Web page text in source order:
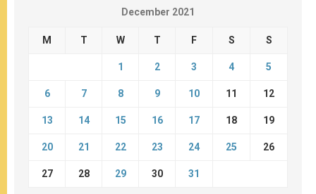
December 2021
M T W T F S S
1 2 3 4 5
6 7 8 9 10 11 12
13 14 15 16 17 18 19
20 21 22 23 24 25 26
27 28 29 30 31